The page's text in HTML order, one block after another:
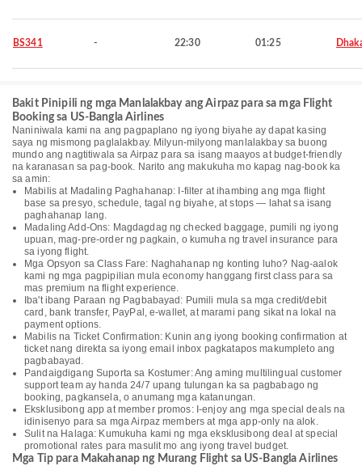
BS341 - 22:30 01:25
Bakit Pinipili ng mga Manlalakbay ang Airpaz para sa mga Flight
Booking sa US-Bangla Airlines
Naniniwala kami na ang pagpaplano ng iyong biyahe ay dapat kasing
saya ng mismong paglalakbay. Milyun-milyong manlalakbay sa buong
mundo ang nagtitiwala sa Airpaz para sa isang maayos at budget-friendly
na karanasan sa pag-book. Narito ang makukuha mo kapag nag-book ka
sa amin:
Mabilis at Madaling Paghahanap: I-filter at ihambing ang mga flight
base sa presyo, schedule, tagal ng biyahe, at stops — lahat sa isang
paghahanap lang.
Madaling Add-Ons: Magdagdag ng checked baggage, pumili ng iyong
upuan, mag-pre-order ng pagkain, o kumuha ng travel insurance para
sa iyong flight.
Mga Opsyon sa Class Fare: Naghahanap ng konting luho? Nag-aalok
kami ng mga pagpipilian mula economy hanggang first class para sa
mas premium na flight experience.
Iba't ibang Paraan ng Pagbabayad: Pumili mula sa mga credit/debit
card, bank transfer, PayPal, e-wallet, at marami pang sikat na lokal na
payment options.
Mabilis na Ticket Confirmation: Kunin ang iyong booking confirmation at
ticket nang direkta sa iyong email inbox pagkatapos makumpleto ang
pagbabayad.
Pandaigdigang Suporta sa Kostumer: Ang aming multilingual customer
support team ay handa 24/7 upang tulungan ka sa pagbabago ng
booking, pagkansela, o anumang mga katanungan.
Eksklusibong app at member promos: I-enjoy ang mga special deals na
idinisenyo para sa mga Airpaz members at mga app-only na alok.
Sulit na Halaga: Kumukuha kami ng mga eksklusibong deal at special
promotional rates para masulit mo ang iyong travel budget.
Mga Tip para Makahanap ng Murang Flight sa US-Bangla Airlines